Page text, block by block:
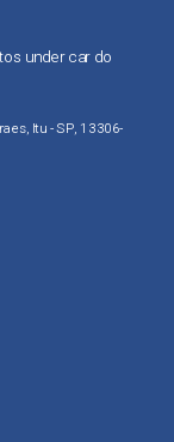
under car do
Itu - SP, 13306-